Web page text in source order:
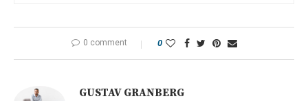
0 comment 0
GUSTAV GRANBERG